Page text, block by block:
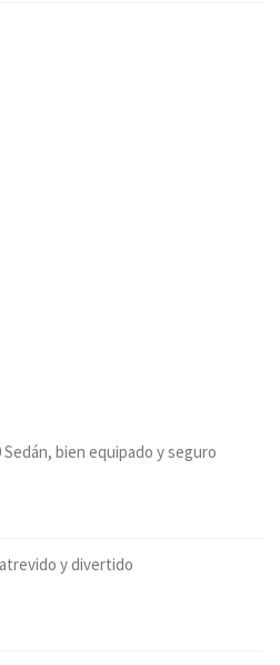
Sedán, bien equipado y seguro
y divertido